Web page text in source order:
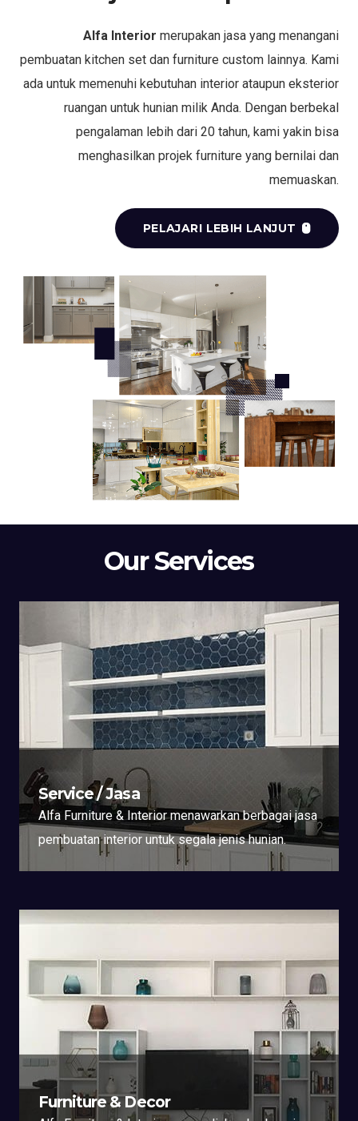
Alfa Interior merupakan jasa yang menangani
pembuatan kitchen set dan furniture custom lainnya. Kami
ada untuk memenuhi kebutuhan interior ataupun eksterior
ruangan untuk hunian milik Anda. Dengan berbekal
pengalaman lebih dari 20 tahun, kami yakin bisa
menghasilkan projek furniture yang bernilai dan
memuaskan.
PELAJARI LEBIH LANJUT
Our Services
Service / Jasa
Alfa Furniture & Interior menawarkan berbagai jasa
pembuatan interior untuk segala jenis hunian.
Furniture & Decor